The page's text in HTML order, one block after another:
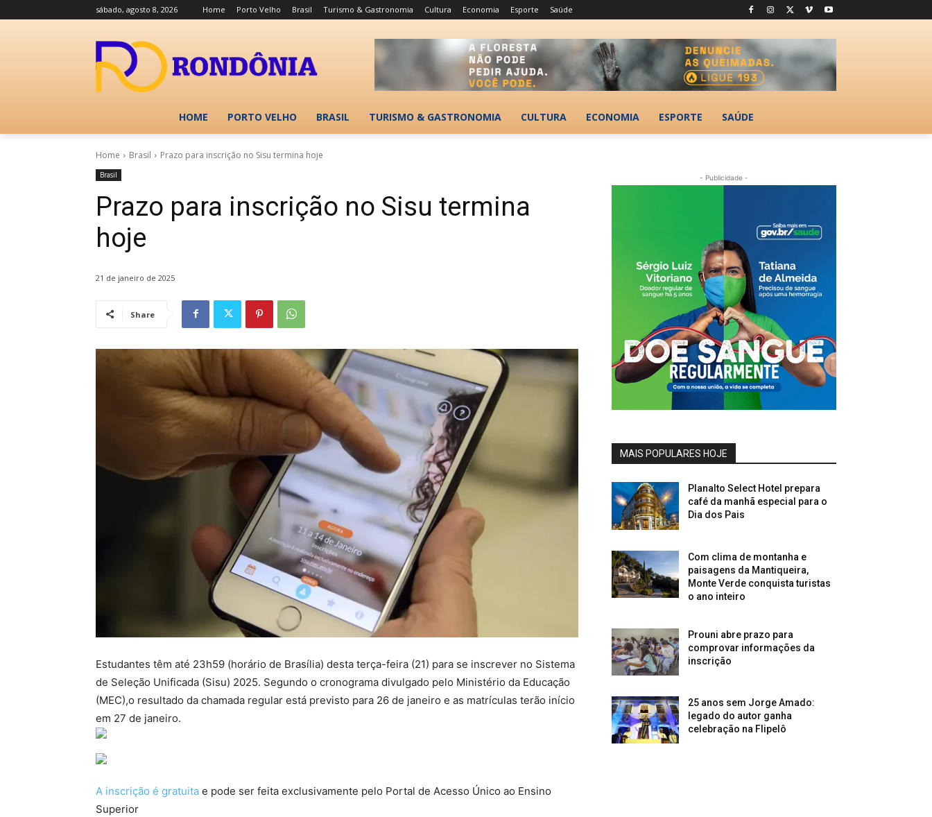
sábado, agosto 8, 2026 Home Porto Velho Brasil Turismo & Gastronomia Cultura Economia Esporte Saúde
HOME PORTO VELHO BRASIL TURISMO & GASTRONOMIA CULTURA ECONOMIA ESPORTE SAÚDE
Home Brasil Prazo para inscrição no Sisu termina hoje
Brasil
Prazo para inscrição no Sisu termina
hoje
21 de janeiro de 2025
Share
Estudantes têm até 23h59 (horário de Brasília) desta terça-feira (21) para se inscrever no Sistema
de Seleção Unificada (Sisu) 2025. Segundo o cronograma divulgado pelo Ministério da Educação
(MEC),o resultado da chamada regular está previsto para 26 de janeiro e as matrículas terão início
em 27 de janeiro.
A inscrição é gratuita e pode ser feita exclusivamente pelo Portal de Acesso Único ao Ensino
Superior
- Publicidade -
MAIS POPULARES HOJE
Planalto Select Hotel prepara
café da manhã especial para o
Dia dos Pais
Com clima de montanha e
paisagens da Mantiqueira,
Monte Verde conquista turistas
o ano inteiro
Prouni abre prazo para
comprovar informações da
inscrição
25 anos sem Jorge Amado:
legado do autor ganha
celebração na Flipelô